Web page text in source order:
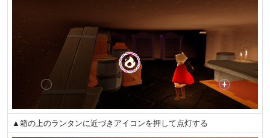
▲箱の上のランタンに近づきアイコンを押して点灯する